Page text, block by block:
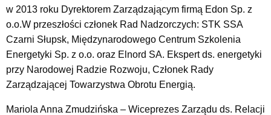
w 2013 roku Dyrektorem Zarządzającym firmą Edon Sp. z
o.o.W przeszłości członek Rad Nadzorczych: STK SSA
Czarni Słupsk, Międzynarodowego Centrum Szkolenia
Energetyki Sp. z o.o. oraz Elnord SA. Ekspert ds. energetyki
przy Narodowej Radzie Rozwoju, Członek Rady
Zarządzającej Towarzystwa Obrotu Energią.
Mariola Anna Zmudzińska – Wiceprezes Zarządu ds. Relacji